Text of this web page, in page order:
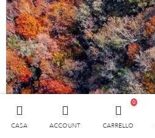
CASA ACCOUNT CARRELLO
0